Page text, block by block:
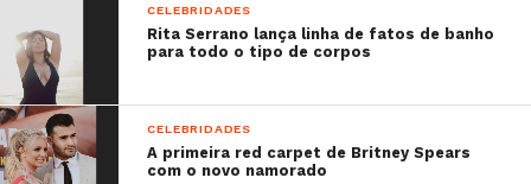
CELEBRIDADES
Rita Serrano lança linha de fatos de banho
para todo o tipo de corpos
CELEBRIDADES
A primeira red carpet de Britney Spears
com o novo namorado